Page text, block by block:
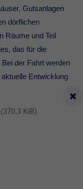
Gutsanlagen
dörflichen
Räume und Teil
das für die
der Fahrt werden
Entwicklung
(370,3 KiB)